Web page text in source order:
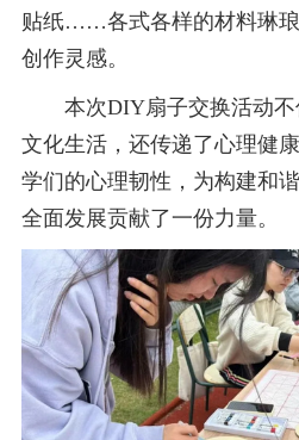
贴纸……各式各样的材料琳
创作灵感。
本次DIY扇子交换活动不
文化生活，还传递了心理健
学们的心理韧性，为构建和
全面发展贡献了一份力量。